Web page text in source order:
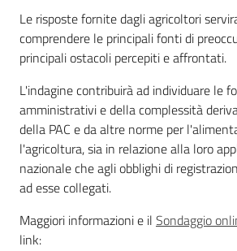
Le risposte fornite dagli agricoltori
comprendere le principali fonti di
principali ostacoli percepiti e affrontati.
L'indagine contribuirà ad individuare le
amministrativi e della complessità
della PAC e da altre norme per
l'agricoltura, sia in relazione alla loro
nazionale che agli obblighi di
ad esse collegati.
Maggiori informazioni e il Sondaggio
link: